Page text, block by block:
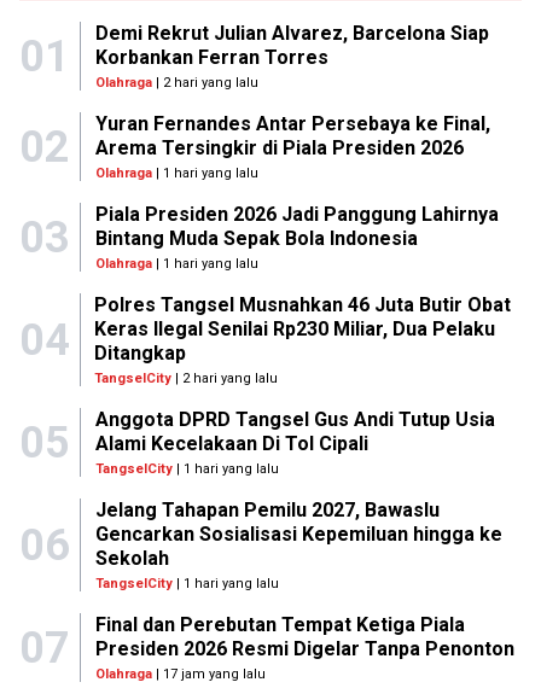
01
Demi Rekrut Julian Alvarez, Barcelona Siap
Korbankan Ferran Torres
Olahraga| 2 hari yang lalu
02
Yuran Fernandes Antar Persebaya ke Final,
Arema Tersingkir di Piala Presiden 2026
Olahraga| 1 hari yang lalu
03
Piala Presiden 2026 Jadi Panggung Lahirnya
Bintang Muda Sepak Bola Indonesia
Olahraga| 1 hari yang lalu
04
Polres Tangsel Musnahkan 46 Juta Butir Obat
Keras Ilegal Senilai Rp230 Miliar, Dua Pelaku
Ditangkap
TangselCity | 2 hari yang lalu
05
Anggota DPRD Tangsel Gus Andi Tutup Usia
Alami Kecelakaan Di Tol Cipali
TangselCity| 1 hari yang lalu
06
Jelang Tahapan Pemilu 2027, Bawaslu
Gencarkan Sosialisasi Kepemiluan hingga ke
Sekolah
TangselCity| 1 hari yang lalu
07
Final dan Perebutan Tempat Ketiga Piala
Presiden 2026 Resmi Digelar Tanpa Penonton
Olahraga| 17 jam yang lalu